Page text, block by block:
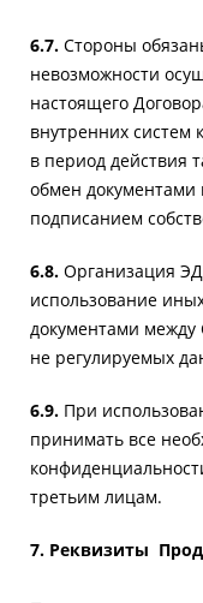
6.7. Стороны
невозможности
настоящего
внутренних систем
в период действия
обмен документами
подписанием
6.8. Организация
использование
документами между
не регулируемых
6.9. При
принимать все
третьим лицам.
7. Реквизиты